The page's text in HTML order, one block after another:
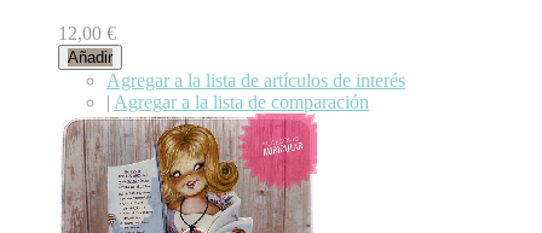
12,00 €
Añadir
Agregar a la lista de artículos de interés
| Agregar a la lista de comparación